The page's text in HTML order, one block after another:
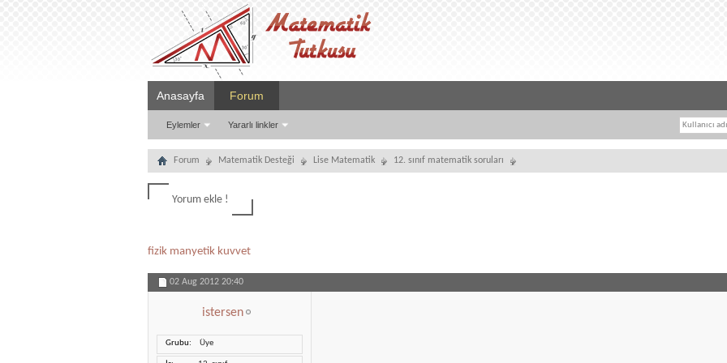
Anasayfa Forum
Eylemler Yararlı linkler
Forum Matematik Desteği Lise Matematik 12. sınıf matematik soruları
Yorum ekle !
fizik manyetik kuvvet
02 Aug 2012 20:40
istersen
Grubu Üye